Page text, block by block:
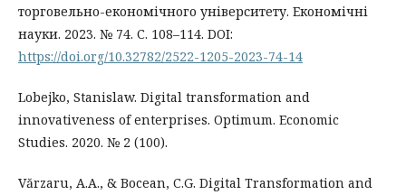
торговельно-економічного університету. Економічні
науки. 2023. № 74. С. 108–114. DOI:
https://doi.org/10.32782/2522-1205-2023-74-14
Lobejko, Stanislaw. Digital transformation and
innovativeness of enterprises. Optimum. Economic
Studies. 2020. № 2 (100).
Vărzaru, A.A., & Bocean, C.G. Digital Transformation and